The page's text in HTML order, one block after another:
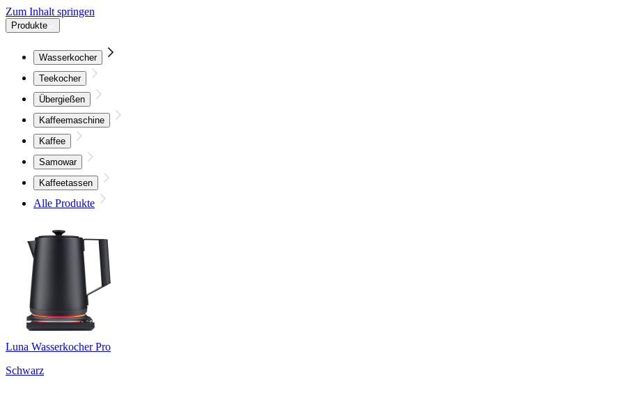
Zum Inhalt springen
Produkte
Wasserkocher
Teekocher
Übergießen
Kaffeemaschine
Kaffee
Samowar
Kaffeetassen
Alle Produkte
Luna Wasserkocher Pro
Schwarz